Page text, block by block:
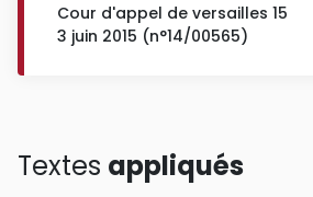
Cour d'appel de versailles 15
3 juin 2015 (n°14/00565)
Textes appliqués